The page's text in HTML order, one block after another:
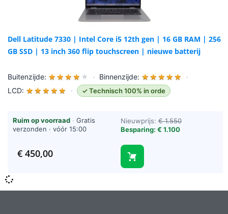
Dell Latitude 7330 | Intel Core i5 12th gen | 16 GB RAM | 256
GB SSD | 13 inch 360 flip touchscreen | nieuwe batterij
Buitenzijde: ★ ★ ★ ★ ★ · Binnenzijde: ★ ★ ★ ★ ★
·
LCD: ★ ★ ★ ★ ★ · ✓ Technisch 100% in orde
Ruim op voorraad · Gratis
verzonden · vóór 15:00
Nieuwprijs:€ 1.550
Besparing: € 1.100
€450,00